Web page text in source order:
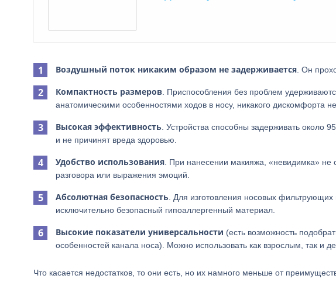
Воздушный поток никаким образом не задерживается . Он
Компактность размеров . Приспособления без проблем
анатомическими особенностями ходов в носу, никакого дискомфорта
Высокая эффективность . Устройства способны задерживать около
и не причинят вреда здоровью.
Удобство использования . При нанесении макияжа, «невидимка» не
разговора или выражения эмоций.
Абсолютная безопасность . Для изготовления носовых
исключительно безопасный гипоаллергенный материал.
Высокие показатели универсальности (есть возможность
особенностей канала носа). Можно использовать как взрослым, так и
Что касается недостатков, то они есть, но их намного меньше от